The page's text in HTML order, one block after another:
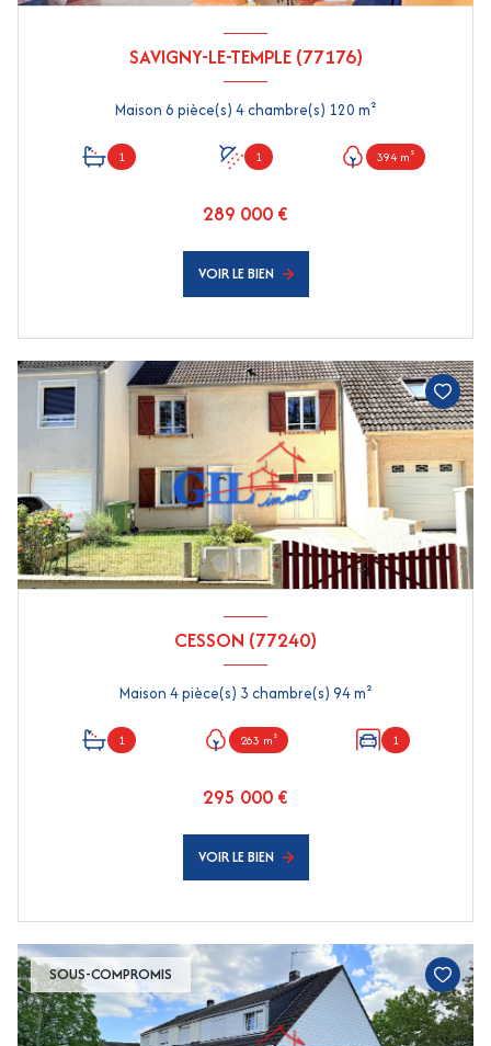
SAVIGNY-LE-TEMPLE (77176)
Maison 6 pièce(s) 4 chambre(s) 120 m²
1 1 394 m²
289 000 €
VOIR LE BIEN
CESSON (77240)
Maison 4 pièce(s) 3 chambre(s) 94 m²
1 263 m² 1
295 000 €
VOIR LE BIEN
SOUS-COMPROMIS